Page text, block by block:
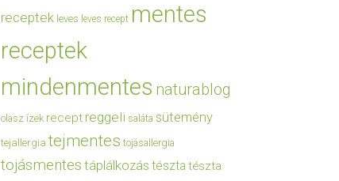
receptek leves leves recept mentes
receptek
mindenmentes naturablog
olasz ízek recept reggeli saláta sütemény
tejallergia tejmentes tojásallergia
tojásmentes táplálkozás tészta tészta